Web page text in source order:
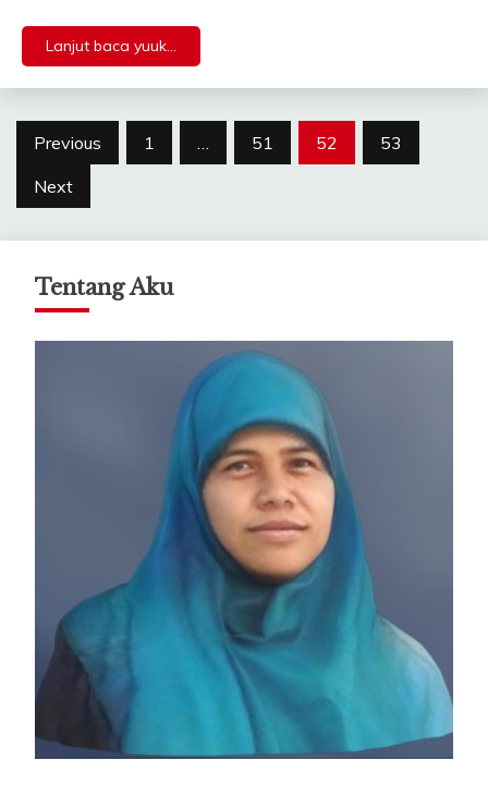
Lanjut baca yuuk...
Posts
pagination
Previous 1 … 51 52
53
Next
Tentang Aku